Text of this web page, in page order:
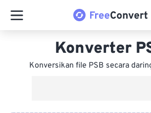
Konverter
Konversikan file PSB secara